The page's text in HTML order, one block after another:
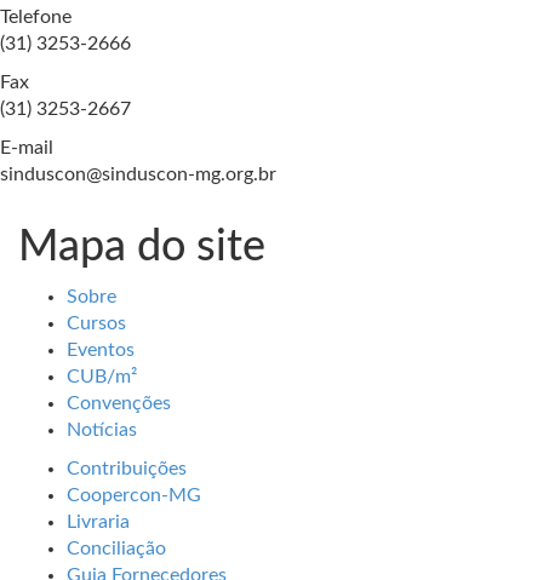
Telefone
(31) 3253-2666
Fax
(31) 3253-2667
E-mail
sinduscon@sinduscon-mg.org.br
Mapa do site
Sobre
Cursos
Eventos
CUB/m²
Convenções
Notícias
Contribuições
Coopercon-MG
Livraria
Conciliação
Guia Fornecedores